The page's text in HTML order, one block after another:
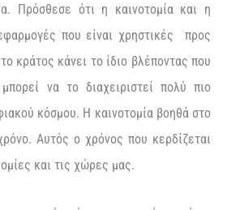
Πρόσθεσε ότι η καινοτομία και η
που είναι χρηστικές προς
κράτος κάνει το ίδιο βλέποντας που
να το διαχειριστεί πολύ πιο
κόσμου. Η καινοτομία βοηθά στο
Αυτός ο χρόνος που κερδίζεται
και τις χώρες μας.